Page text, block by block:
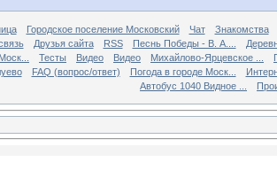
Городское поселение Московский Чат
Знакомства
Друзья сайта RSS Песнь Победы - В. А....
Тесты Видео Видео Михайлово-Ярцевское ...
FAQ (вопрос/ответ) Погода в городе Моск...
Автобус 1040 Видное ...